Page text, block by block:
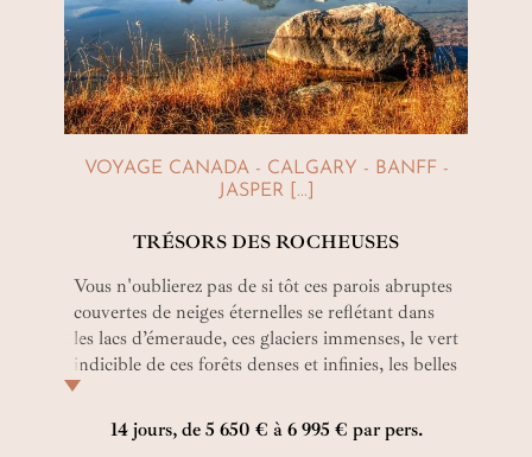
VOYAGE CANADA - CALGARY - BANFF -
JASPER [...]
TRÉSORS DES ROCHEUSES
Vous n'oublierez pas de si tôt ces parois abruptes
couvertes de neiges éternelles se reflétant dans
les lacs d’émeraude, ces glaciers immenses, le vert
indicible de ces forêts denses et infinies, les belles
rencontres avec la faune et les habitants de ces
rudes terres. Un véritable hymne à une nature
grandiose et vierge qui devient rare !
14 jours, de 5 650 € à 6 995 € par pers.